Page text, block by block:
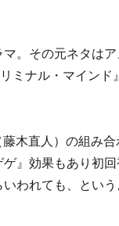
。その元ネタはア
ミナル・マインド
木直人）の組み合
』効果もあり初
われても、とい